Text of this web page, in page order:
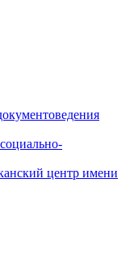
центр имени